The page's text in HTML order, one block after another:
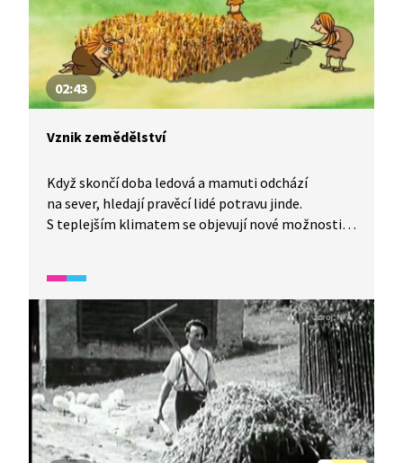
02:43
Vznik zemědělství
Když skončí doba ledová a mamuti odchází
na sever, hledají pravěcí lidé potravu jinde.
S teplejším klimatem se objevují nové možnosti